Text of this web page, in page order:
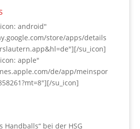
android"
store/apps/details
su_icon]
apple"
de/app/meinspor
su_icon]